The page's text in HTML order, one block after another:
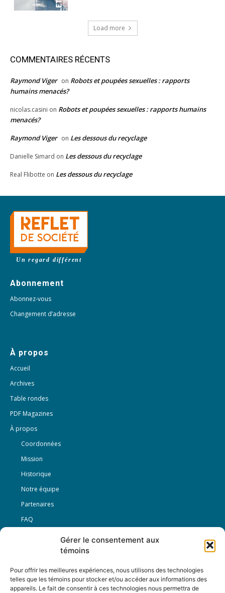
Gérer le consentement aux
témoins
Pour offrir les meilleures expériences, nous utilisons des technologies
telles que les témoins pour stocker et/ou accéder aux informations des
appareils. Le fait de consentir à ces technologies nous permettra de
Load more
COMMENTAIRES RÉCENTS
Raymond Viger on Robots et poupées sexuelles : rapports
humains menacés?
nicolas.casini on Robots et poupées sexuelles : rapports humains
menacés?
Raymond Viger on Les dessous du recyclage
Danielle Simard on Les dessous du recyclage
Real Flibotte on Les dessous du recyclage
Un regard différent
Abonnement
Abonnez-vous
Changement d’adresse
À propos
Accueil
Archives
Table rondes
PDF Magazines
À propos
Coordonnées
Mission
Historique
Notre équipe
Partenaires
FAQ
Conditions générales